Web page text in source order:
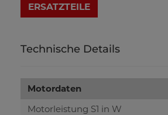
Technische Details
Motordaten
Motorleistung S1 in W